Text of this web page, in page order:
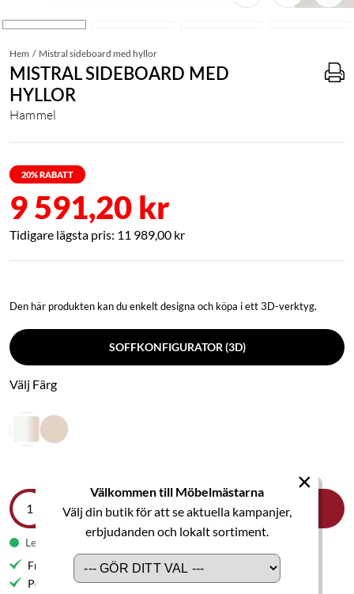
Välkommen till Möbelmästarna
Välj din butik för att se aktuella kampanjer,
erbjudanden och lokalt sortiment.
×
Hem Mistral sideboard med hyllor
MISTRAL SIDEBOARD MED
HYLLOR
Hammel
20% RABATT
9 591,20 kr
11 989,00 kr
Den här produkten kan du enkelt designa och köpa i ett 3D-verktyg.
SOFFKONFIGURATOR (3D)
Välj Färg
LÄGG I VARUKORGEN
Leveranstid 5-6 veckor
Fri frakt till butik
Personlig service